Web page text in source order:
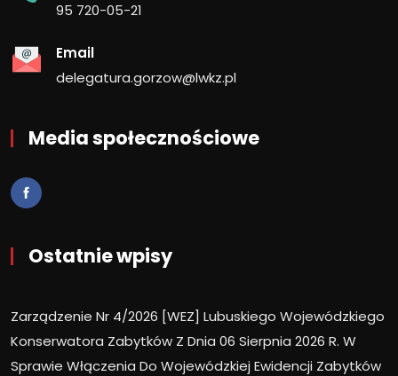
95 720-05-21
Email
delegatura.gorzow@lwkz.pl
Media społecznościowe
Ostatnie wpisy
Zarządzenie Nr 4/2026 [WEZ] Lubuskiego Wojewódzkiego
Konserwatora Zabytków Z Dnia 06 Sierpnia 2026 R. W
Sprawie Włączenia Do Wojewódzkiej Ewidencji Zabytków